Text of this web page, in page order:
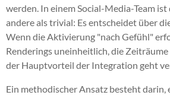
werden. In einem Social-Media-Team
andere als trivial: Es entscheidet über
Wenn die Aktivierung "nach Gefühl"
Renderings uneinheitlich, die
der Hauptvorteil der Integration geht
Ein methodischer Ansatz besteht